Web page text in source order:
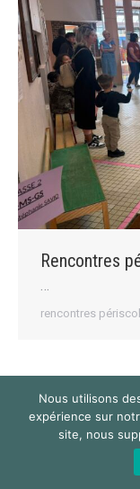
Rencontres
rencontres
© 2024
Nous utilisons
expérience sur
site, nous